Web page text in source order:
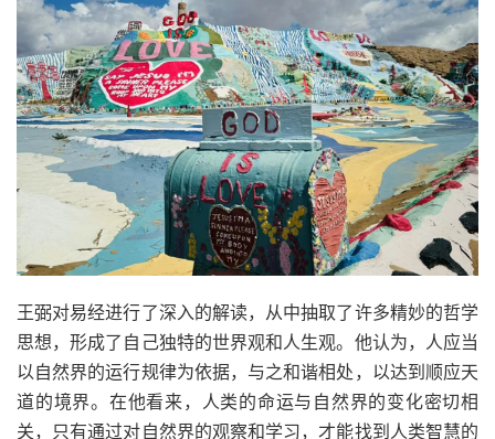
王弼对易经进行了深入的解读，从中抽取了许多精妙的哲学
思想，形成了自己独特的世界观和人生观。他认为，人应当
以自然界的运行规律为依据，与之和谐相处，以达到顺应天
道的境界。在他看来，人类的命运与自然界的变化密切相
关，只有通过对自然界的观察和学习，才能找到人类智慧的